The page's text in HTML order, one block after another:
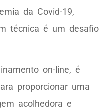
da Covid-19,
técnica é um desafio
on-line, é
proporcionar uma
acolhedora e